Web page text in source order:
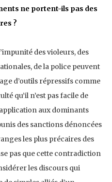
ne portent-ils pas des
?
des violeurs, des
de la police peuvent
d’outils répressifs comme
qu’il n’est pas facile de
aux dominants
des sanctions dénoncées
les plus précaires des
pas que cette contradiction
les discours qui